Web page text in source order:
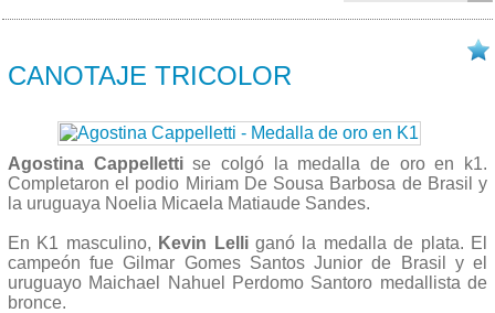
CANOTAJE TRICOLOR
Agostina Cappellettise colgó la medalla de oro en k1.
Completaron el podio Miriam De Sousa Barbosa de Brasil y
la uruguaya Noelia Micaela Matiaude Sandes.
En K1 masculino, Kevin Lelliganó la medalla de plata. El
campeón fue Gilmar Gomes Santos Junior de Brasil y el
uruguayo Maichael Nahuel Perdomo Santoro medallista de
bronce.